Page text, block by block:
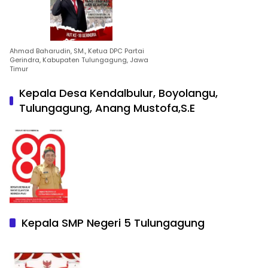
Ahmad Baharudin, SM., Ketua DPC Partai
Gerindra, Kabupaten Tulungagung, Jawa
Timur
Kepala Desa Kendalbulur, Boyolangu,
Tulungagung, Anang Mustofa,S.E
Kepala SMP Negeri 5 Tulungagung